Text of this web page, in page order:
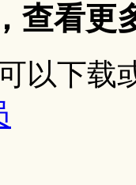
查看更
以下载